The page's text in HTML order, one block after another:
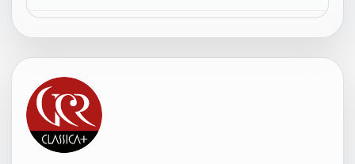
18:59 Sinfonia in Re maggiore n.1 op.35